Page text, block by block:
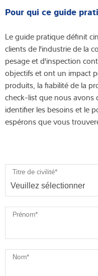
Pour qui ce guide
Le guide pratique définit
clients de l'industrie de la
pesage et d'inspection
objectifs et ont un impact
produits, la fiabilité de la
check-list que nous avons
identifier les besoins et le
espérons que vous
Titre de civilité*
Prénom*
Nom*